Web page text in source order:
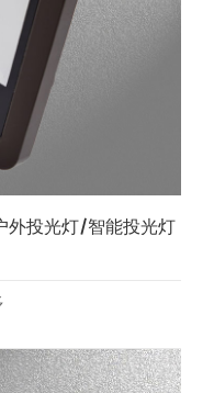
外投光灯/智能投光灯